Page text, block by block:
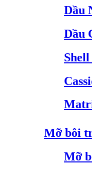
Dầu
Dầu
Mỡ bôi
Mỡ